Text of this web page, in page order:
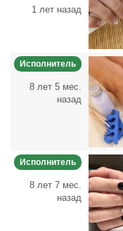
1 лет назад
Исполнитель
8 лет 5 мес.
назад
Исполнитель
8 лет 7 мес.
назад